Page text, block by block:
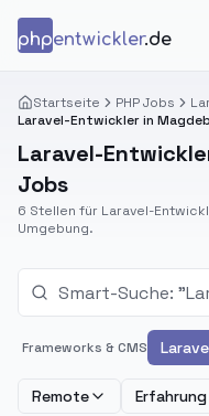
phpentwickler.de
Startseite PHP Jobs
Laravel-Entwickler in
Laravel-
Jobs
6 Stellen für Laravel-
Umgebung.
Frameworks & CMS
Remote Erfahrung